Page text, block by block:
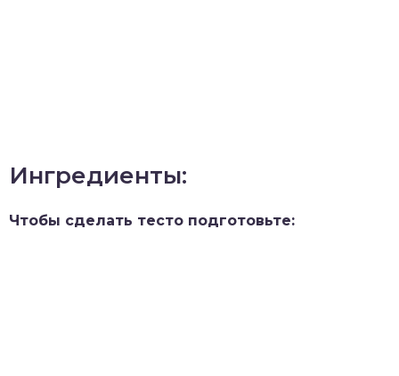
Ингредиенты:
Чтобы сделать тесто подготовьте: